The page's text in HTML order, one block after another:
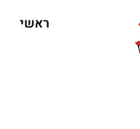
ראשי